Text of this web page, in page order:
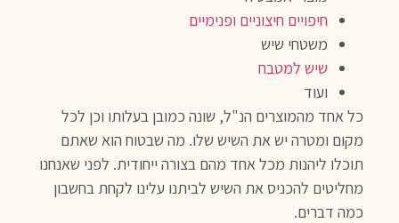
חיפויים חיצוניים ופנימיים
משטחי שיש
שיש למטבח
ועוד
כל אחד מהמוצרים הנ"ל, שונה כמובן בעלותו וכן לכל
מקום ומטרה יש את השיש שלו. מה שבטוח הוא שאתם
תוכלו ליהנות מכל אחד מהם בצורה ייחודית. לפני שאנחנו
מחליטים להכניס את השיש לביתנו עלינו לקחת בחשבון
כמה דברים.